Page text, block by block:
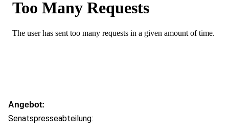
Angebot
Senatspresseabteilung: